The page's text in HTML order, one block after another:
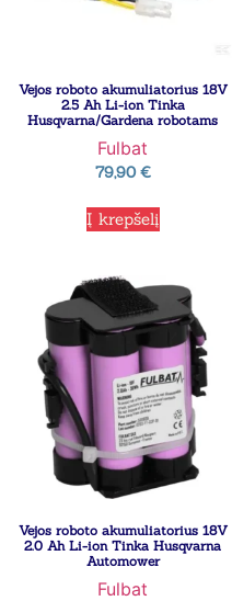
Vejos roboto akumuliatorius 18V
2.5 Ah Li-ion Tinka
Husqvarna/Gardena robotams
Fulbat
79,90€
Į krepšelį
Vejos roboto akumuliatorius 18V
2.0 Ah Li-ion Tinka Husqvarna
Automower
Fulbat